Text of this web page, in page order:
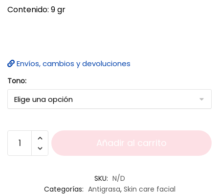
Contenido: 9 gr
Envíos, cambios y devoluciones
Tono:
Añadir al carrito
SKU: N/D
Categorías: Antigrasa, Skin care facial